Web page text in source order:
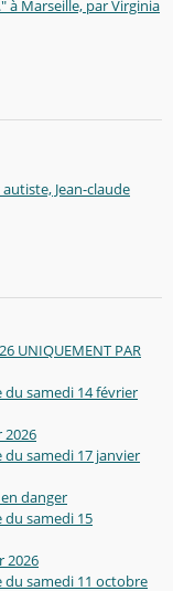
à Marseille, par Virginia
Jean-claude
UNIQUEMENT PAR
samedi 14 février
2026
samedi 17 janvier
danger
du samedi 15
2026
du samedi 11 octobre